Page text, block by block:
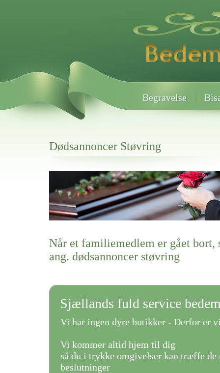
Begravelse
Dødsannoncer Støvring
Her hos os får du altid en god afslutning når det gælder
Dødsannoncer Støvring
vi hjælper i alle faser af begravelsel
Når et familiemedlem er gået bort,
ang. dødsannoncer støvring
Sjællands fuld service
Vi har ingen dyre butikker - Derfor er
Vi kommer altid hjem til dig
så du i trykke omgivelser kan træffe de
beslutninger